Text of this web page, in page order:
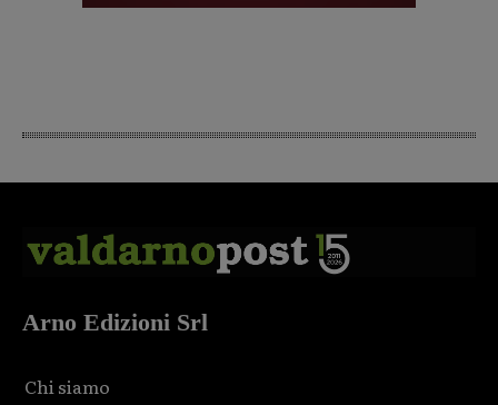
Arno Edizioni Srl
Chi siamo